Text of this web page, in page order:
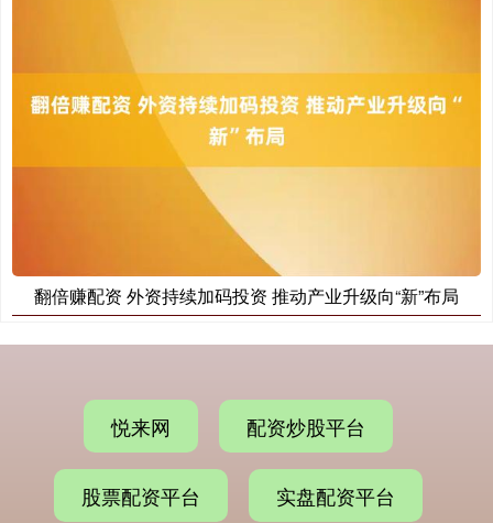
翻倍赚配资 外资持续加码投资 推动产业升级向“新”布局
悦来网 配资炒股平台
股票配资平台 实盘配资平台